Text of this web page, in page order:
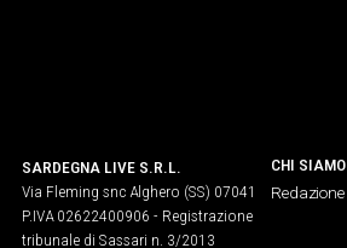
SARDEGNA LIVE S.R.L.
Via Fleming snc Alghero (SS) 07041
P.IVA 02622400906 - Registrazione
tribunale di Sassari n. 3/2013
CHI SIAMO
Redazione